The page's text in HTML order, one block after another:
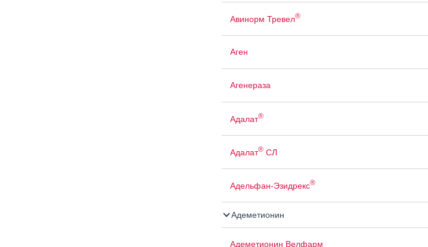
Авинорм Тревел®
Аген
Агенераза
Адалат®
Адалат®СЛ
Адельфан-Эзидрекс®
Адеметионин
Адеметионин Велфарм